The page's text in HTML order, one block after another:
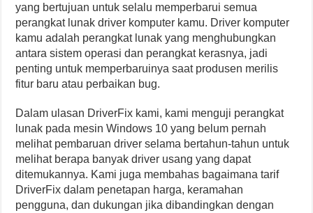
yang bertujuan untuk selalu memperbarui semua
perangkat lunak driver komputer kamu. Driver komputer
kamu adalah perangkat lunak yang menghubungkan
antara sistem operasi dan perangkat kerasnya, jadi
penting untuk memperbaruinya saat produsen merilis
fitur baru atau perbaikan bug.
Dalam ulasan DriverFix kami, kami menguji perangkat
lunak pada mesin Windows 10 yang belum pernah
melihat pembaruan driver selama bertahun-tahun untuk
melihat berapa banyak driver usang yang dapat
ditemukannya. Kami juga membahas bagaimana tarif
DriverFix dalam penetapan harga, keramahan
pengguna, dan dukungan jika dibandingkan dengan